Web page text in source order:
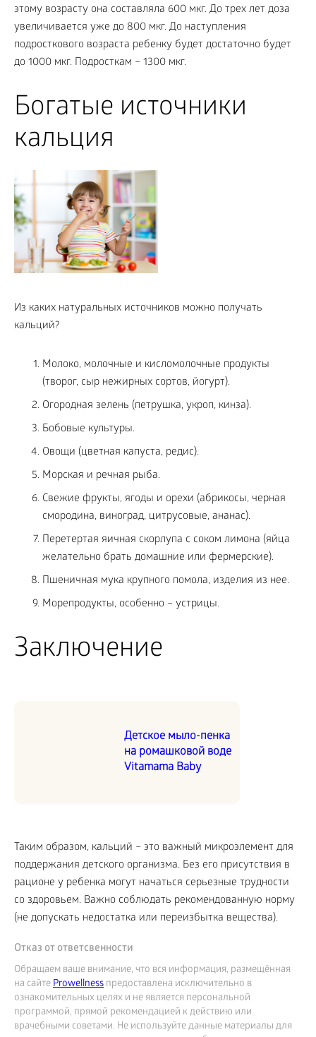
этому возрасту она составляла 600 мкг. До трех лет доза
увеличивается уже до 800 мкг. До наступления
подросткового возраста ребенку будет достаточно будет
до 1000 мкг. Подросткам – 1300 мкг.
Богатые источники
кальция
Из каких натуральных источников можно получать
кальций?
Молоко, молочные и кисломолочные продукты
(творог, сыр нежирных сортов, йогурт).
Огородная зелень (петрушка, укроп, кинза).
Бобовые культуры.
Овощи (цветная капуста, редис).
Морская и речная рыба.
Свежие фрукты, ягоды и орехи (абрикосы, черная
смородина, виноград, цитрусовые, ананас).
Перетертая яичная скорлупа с соком лимона (яйца
желательно брать домашние или фермерские).
Пшеничная мука крупного помола, изделия из нее.
Морепродукты, особенно – устрицы.
Заключение
Детское мыло-пенка
на ромашковой воде
Vitamama Baby
Таким образом, кальций – это важный микроэлемент для
поддержания детского организма. Без его присутствия в
рационе у ребенка могут начаться серьезные трудности
со здоровьем. Важно соблюдать рекомендованную норму
(не допускать недостатка или переизбытка вещества).
Отказ от ответсвенности
Обращаем ваше внимание, что вся информация, размещённая
на сайтеProwellness предоставлена исключительно в
ознакомительных целях и не является персональной
программой, прямой рекомендацией к действию или
врачебными советами. Не используйте данные материалы для